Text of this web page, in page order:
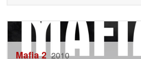
Mafia 2 2010